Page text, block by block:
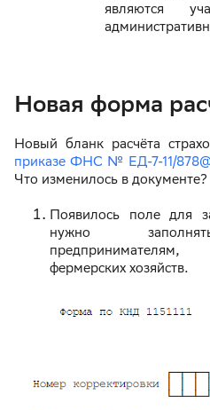
являются
Новая форма
Новый бланк расчёта
приказе ФНС № ЕД-7-11/878@
Что изменилось в документе?
Появилось поле для
нужно
фермерских хозяйств.